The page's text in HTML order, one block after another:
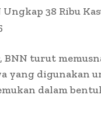
38 Ribu
BNN turut
yang digunakan
dalam